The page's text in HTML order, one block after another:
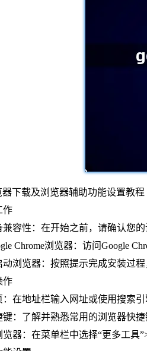
器下载及浏览器辅助功能设置教程
作
兼容性：在开始之前，请确认您的
Chrome浏览器：访问Google
浏览器：按照提示完成安装过程
作
：在地址栏输入网址或使用搜索引
键：了解并熟悉常用的浏览器快
览器：在菜单栏中选择“更多工具